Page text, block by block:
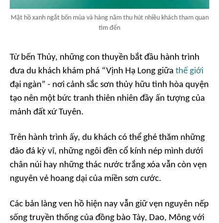
Mặt hồ xanh ngắt bốn mùa và hàng năm thu hút nhiều khách tham quan
tìm đến
Từ bến Thủy, những con thuyền bắt đầu hành trình
đưa du khách khám phá “Vịnh Hạ Long giữa thế giới
đại ngàn” - nơi cảnh sắc sơn thủy hữu tình hòa quyện
tạo nên một bức tranh thiên nhiên đầy ấn tượng của
mảnh đất xứ Tuyên.
Trên hành trình ấy, du khách có thể ghé thăm những
đảo đá kỳ vĩ, những ngôi đền cổ kính nép mình dưới
chân núi hay những thác nước trắng xóa vẫn còn vẹn
nguyên vẻ hoang dại của miền sơn cước.
Các bản làng ven hồ hiện nay vẫn giữ vẹn nguyên nếp
sống truyền thống của đồng bào Tày, Dao, Mông với